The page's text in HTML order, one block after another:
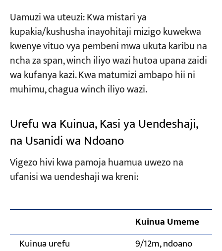
Uamuzi wa uteuzi: Kwa mistari ya
kupakia/kushusha inayohitaji mizigo kuwekwa
kwenye vituo vya pembeni mwa ukuta karibu na
ncha za span, winch iliyo wazi hutoa upana zaidi
wa kufanya kazi. Kwa matumizi ambapo hii ni
muhimu, chagua winch iliyo wazi.
Urefu wa Kuinua, Kasi ya Uendeshaji,
na Usanidi wa Ndoano
Vigezo hivi kwa pamoja huamua uwezo na
ufanisi wa uendeshaji wa kreni:
Kuinua Umeme
Kuinua urefu
9/12m, ndoano